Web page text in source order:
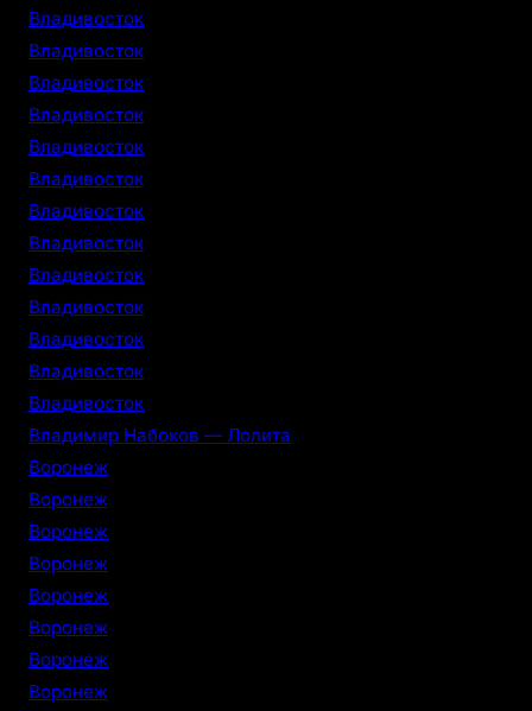
Владивосток
Владивосток
Владивосток
Владивосток
Владивосток
Владивосток
Владивосток
Владивосток
Владивосток
Владивосток
Владивосток
Владивосток
Владивосток
Владимир Набоков — Лолита
Воронеж
Воронеж
Воронеж
Воронеж
Воронеж
Воронеж
Воронеж
Воронеж